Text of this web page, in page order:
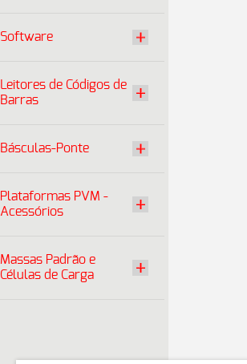
Software
Leitores de Códigos de
Barras
Básculas-Ponte
Plataformas PVM -
Acessórios
Massas Padrão e
Células de Carga